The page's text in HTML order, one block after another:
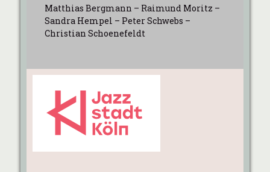
Matthias Bergmann – Raimund Moritz –
Sandra Hempel – Peter Schwebs –
Christian Schoenefeldt